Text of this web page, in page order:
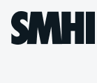
Hoppa till sidans